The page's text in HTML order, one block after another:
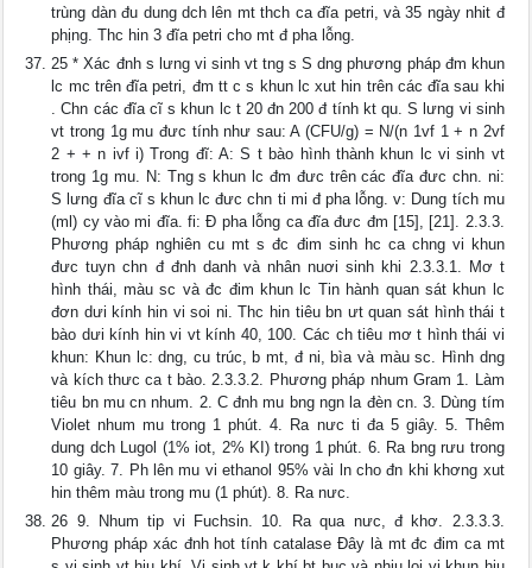
trùng dàn đu dung dch lên mt thch ca đĩa petri, và 35 ngày nhit đ
phịng. Thc hin 3 đĩa petri cho mt đ pha lỗng.
25 * Xác đnh s lưng vi sinh vt tng s S dng phương pháp đm khun
lc mc trên đĩa petri, đm tt c s khun lc xut hin trên các đĩa sau khi
. Chn các đĩa cĩ s khun lc t 20 đn 200 đ tính kt qu. S lưng vi sinh
vt trong 1g mu đưc tính như sau: A (CFU/g) = N/(n 1vf 1 + n 2vf
2 + + n ivf i) Trong đĩ: A: S t bào hình thành khun lc vi sinh vt
trong 1g mu. N: Tng s khun lc đm đưc trên các đĩa đưc chn. ni:
S lưng đĩa cĩ s khun lc đưc chn ti mi đ pha lỗng. v: Dung tích mu
(ml) cy vào mi đĩa. fi: Đ pha lỗng ca đĩa đưc đm [15], [21]. 2.3.3.
Phương pháp nghiên cu mt s đc đim sinh hc ca chng vi khun
đưc tuyn chn đ đnh danh và nhân nuơi sinh khi 2.3.3.1. Mơ t
hình thái, màu sc và đc đim khun lc Tin hành quan sát khun lc
đơn dưi kính hin vi soi ni. Thc hin tiêu bn ưt quan sát hình thái t
bào dưi kính hin vi vt kính 40, 100. Các ch tiêu mơ t hình thái vi
khun: Khun lc: dng, cu trúc, b mt, đ ni, bìa và màu sc. Hình dng
và kích thưc ca t bào. 2.3.3.2. Phương pháp nhum Gram 1. Làm
tiêu bn mu cn nhum. 2. C đnh mu bng ngn la đèn cn. 3. Dùng tím
Violet nhum mu trong 1 phút. 4. Ra nưc ti đa 5 giây. 5. Thêm
dung dch Lugol (1% iot, 2% KI) trong 1 phút. 6. Ra bng rưu trong
10 giây. 7. Ph lên mu vi ethanol 95% vài ln cho đn khi khơng xut
hin thêm màu trong mu (1 phút). 8. Ra nưc.
26 9. Nhum tip vi Fuchsin. 10. Ra qua nưc, đ khơ. 2.3.3.3.
Phương pháp xác đnh hot tính catalase Đây là mt đc đim ca mt